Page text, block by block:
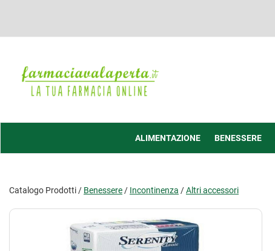
Valaperta
ALIMENTAZIONE BENESSERE
Catalogo Prodotti / Benessere / Incontinenza /Altri accessori